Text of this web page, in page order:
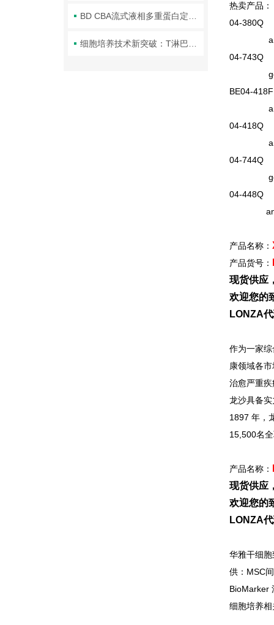
热卖产品：
04-380Q
and
04-743Q
BE04-
and
04-418Q
and
04-744Q
04-448Q
and
产品名称：
产品货号：
现货供应
欢迎您
LONZA
作为一家
康领域各
治愈严重
龙沙具备
1897年，
15,500名
产品名称：
现货供应
欢迎您
LONZA
华雅干细
供：MSC
BioMarker
细胞培养